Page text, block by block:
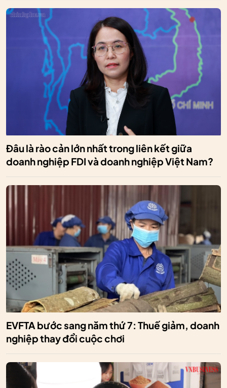
Đâu là rào cản lớn nhất trong liên kết giữa
doanh nghiệp FDI và doanh nghiệp Việt Nam?
EVFTA bước sang năm thứ 7: Thuế giảm, doanh
nghiệp thay đổi cuộc chơi